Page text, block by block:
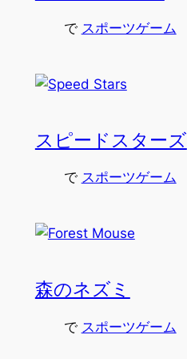
で スポーツゲーム
スピードスターズ
で スポーツゲーム
森のネズミ
で スポーツゲーム